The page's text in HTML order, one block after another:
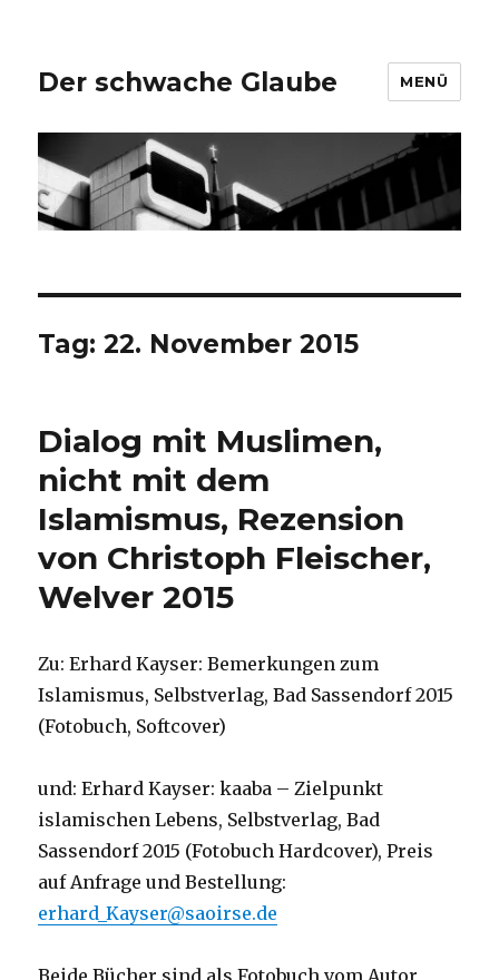
Der schwache Glaube MENÜ
Tag:22. November 2015
Dialog mit Muslimen,
nicht mit dem
Islamismus, Rezension
von Christoph Fleischer,
Welver 2015
Zu: Erhard Kayser: Bemerkungen zum
Islamismus, Selbstverlag, Bad Sassendorf 2015
(Fotobuch, Softcover)
und: Erhard Kayser: kaaba – Zielpunkt
islamischen Lebens, Selbstverlag, Bad
Sassendorf 2015 (Fotobuch Hardcover), Preis
auf Anfrage und Bestellung:
erhard_Kayser@saoirse.de